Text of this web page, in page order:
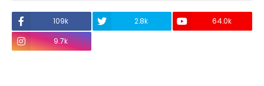
109k 2.8k
64.0k
9.7k